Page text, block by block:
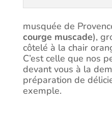
musquée de
courge muscade),
côtelé à la chair
C’est celle que nos
devant vous à la
préparation de
exemple.